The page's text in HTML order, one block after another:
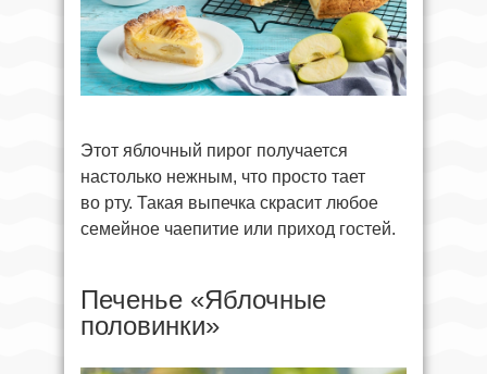
Этот яблочный пирог получается
настолько нежным, что просто тает
во рту. Такая выпечка скрасит любое
семейное чаепитие или приход гостей.
Печенье «Яблочные
половинки»